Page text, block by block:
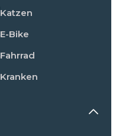
Katzen
E-Bike
Fahrrad
Kranken